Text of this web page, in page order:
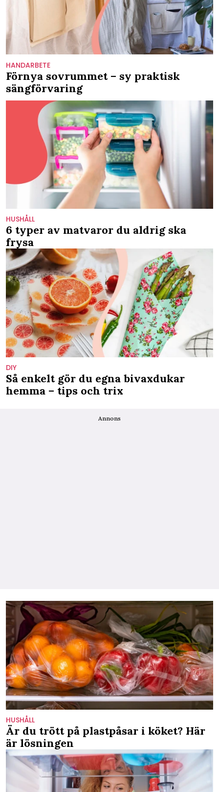
HANDARBETE
Förnya sovrummet – sy praktisk
sängförvaring
HUSHÅLL
6 typer av matvaror du aldrig ska
frysa
DIY
Så enkelt gör du egna bivaxdukar
hemma – tips och trix
Annons
HUSHÅLL
Är du trött på plastpåsar i köket? Här
är lösningen